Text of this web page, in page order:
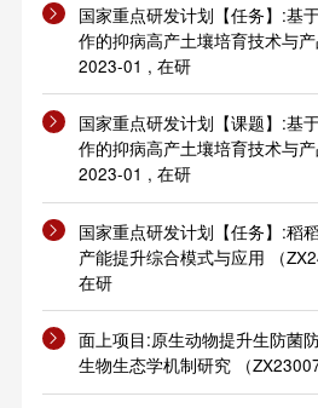
国家重点研发计划【任务】:基
作的抑病高产土壤培育技术与
2023-01 , 在研
国家重点研发计划【课题】:基
作的抑病高产土壤培育技术与
2023-01 , 在研
国家重点研发计划【任务】:稻
产能提升综合模式与应用 （
在研
面上项目:原生动物提升生防菌
生物生态学机制研究 （